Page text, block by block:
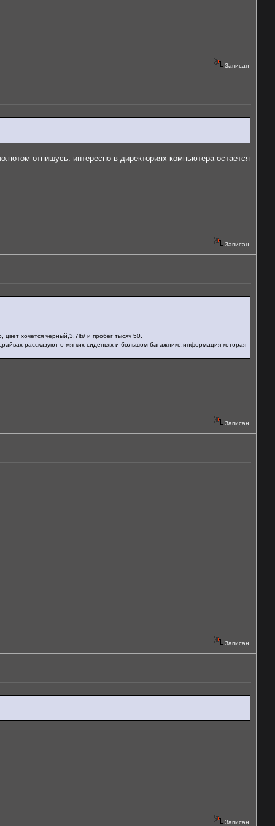
Записан
отпишусь. интересно в директориях компьютера остается
Записан
хочется черный,3.7ltr/ и пробег тысяч 50.
рассказуют о мягких сиденьях и большом багажнике,информация которая
Записан
Записан
Записан